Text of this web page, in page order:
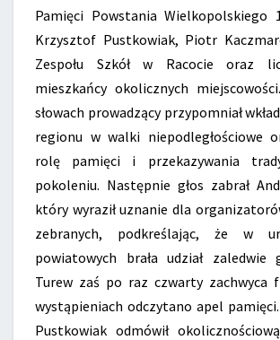
Pamięci Powstania Wielkopolskiego
Krzysztof Pustkowiak, Piotr
Zespołu Szkół w Racocie oraz
mieszkańcy okolicznych
słowach prowadzący przypomniał
regionu w walki niepodległościowe
rolę pamięci i przekazywania
pokoleniu. Następnie głos zabrał
który wyraził uznanie dla
zebranych, podkreślając, że w
powiatowych brała udział zaledwie
Turew zaś po raz czwarty zachwyca
wystąpieniach odczytano apel
Pustkowiak odmówił